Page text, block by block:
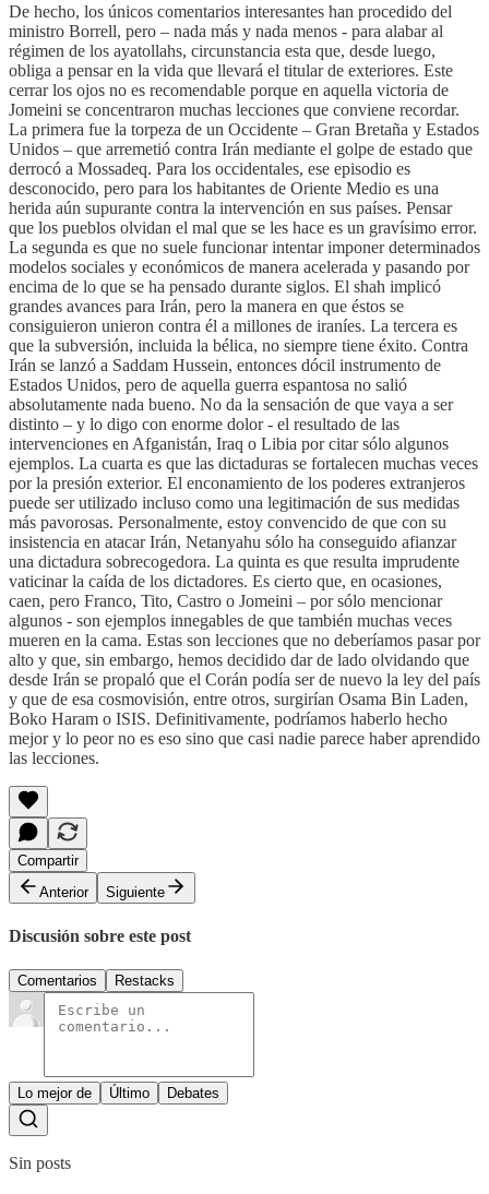
De hecho, los únicos comentarios interesantes han procedido del
ministro Borrell, pero – nada más y nada menos - para alabar al
régimen de los ayatollahs, circunstancia esta que, desde luego,
obliga a pensar en la vida que llevará el titular de exteriores. Este
cerrar los ojos no es recomendable porque en aquella victoria de
Jomeini se concentraron muchas lecciones que conviene recordar.
La primera fue la torpeza de un Occidente – Gran Bretaña y Estados
Unidos – que arremetió contra Irán mediante el golpe de estado que
derrocó a Mossadeq. Para los occidentales, ese episodio es
desconocido, pero para los habitantes de Oriente Medio es una
herida aún supurante contra la intervención en sus países. Pensar
que los pueblos olvidan el mal que se les hace es un gravísimo error.
La segunda es que no suele funcionar intentar imponer determinados
modelos sociales y económicos de manera acelerada y pasando por
encima de lo que se ha pensado durante siglos. El shah implicó
grandes avances para Irán, pero la manera en que éstos se
consiguieron unieron contra él a millones de iraníes. La tercera es
que la subversión, incluida la bélica, no siempre tiene éxito. Contra
Irán se lanzó a Saddam Hussein, entonces dócil instrumento de
Estados Unidos, pero de aquella guerra espantosa no salió
absolutamente nada bueno. No da la sensación de que vaya a ser
distinto – y lo digo con enorme dolor - el resultado de las
intervenciones en Afganistán, Iraq o Libia por citar sólo algunos
ejemplos. La cuarta es que las dictaduras se fortalecen muchas veces
por la presión exterior. El enconamiento de los poderes extranjeros
puede ser utilizado incluso como una legitimación de sus medidas
más pavorosas. Personalmente, estoy convencido de que con su
insistencia en atacar Irán, Netanyahu sólo ha conseguido afianzar
una dictadura sobrecogedora. La quinta es que resulta imprudente
vaticinar la caída de los dictadores. Es cierto que, en ocasiones,
caen, pero Franco, Tito, Castro o Jomeini – por sólo mencionar
algunos - son ejemplos innegables de que también muchas veces
mueren en la cama. Estas son lecciones que no deberíamos pasar por
alto y que, sin embargo, hemos decidido dar de lado olvidando que
desde Irán se propaló que el Corán podía ser de nuevo la ley del país
y que de esa cosmovisión, entre otros, surgirían Osama Bin Laden,
Boko Haram o ISIS. Definitivamente, podríamos haberlo hecho
mejor y lo peor no es eso sino que casi nadie parece haber aprendido
las lecciones.
Compartir
Anterior
Siguiente
Discusión sobre este post
Comentarios Restacks
Lo mejor de Último Debates
Sin posts